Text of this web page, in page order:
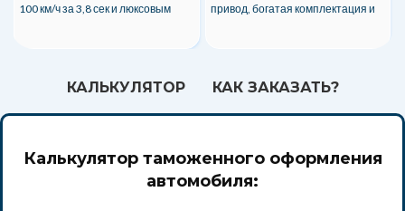
100 км/ч за 3,8 сек и люксовым
привод, богатая комплектация и
КАЛЬКУЛЯТОР КАК ЗАКАЗАТЬ?
Калькулятор таможенного оформления
автомобиля: